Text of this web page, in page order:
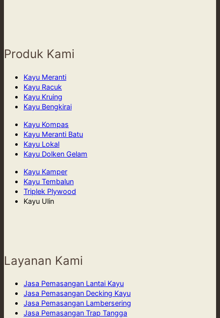
Produk Kami
Kayu Meranti
Kayu Racuk
Kayu Kruing
Kayu Bengkirai
Kayu Kompas
Kayu Meranti Batu
Kayu Lokal
Kayu Dolken Gelam
Kayu Kamper
Kayu Tembalun
Triplek Plywood
Kayu Ulin
Layanan Kami
Jasa Pemasangan Lantai Kayu
Jasa Pemasangan Decking Kayu
Jasa Pemasangan Lambersering
Jasa Pemasangan Trap Tangga